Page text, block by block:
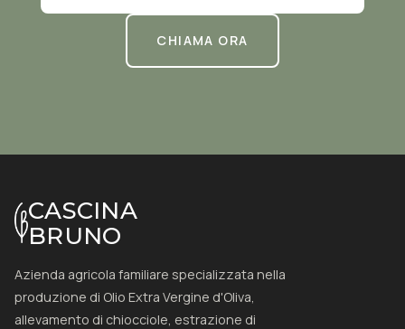
CHIAMA ORA
CASCINA
BRUNO
Azienda agricola familiare specializzata nella
produzione di Olio Extra Vergine d'Oliva,
allevamento di chiocciole, estrazione di